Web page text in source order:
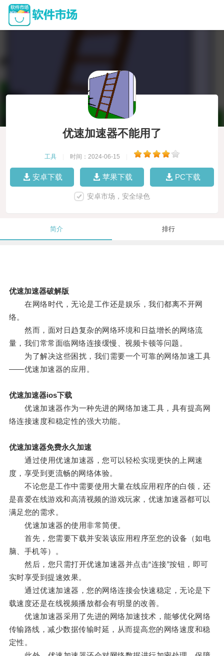
优速加速器不能用了
工具 时间：2024-06-15
安卓下载 苹果下载 PC下载
安卓市场，安全绿色
简介 排行
优速加速器破解版
在网络时代，无论是工作还是娱乐，我们都离不开网
络。
然而，面对日趋复杂的网络环境和日益增长的网络流
量，我们常常面临网络连接缓慢、视频卡顿等问题。
为了解决这些困扰，我们需要一个可靠的网络加速工具
——优速加速器的应用。
优速加速器ios下载
优速加速器作为一种先进的网络加速工具，具有提高网
络连接速度和稳定性的强大功能。
优速加速器免费永久加速
通过使用优速加速器，您可以轻松实现更快的上网速
度，享受到更流畅的网络体验。
不论您是工作中需要使用大量在线应用程序的白领，还
是喜爱在线游戏和高清视频的游戏玩家，优速加速器都可以
满足您的需求。
优速加速器的使用非常简便。
首先，您需要下载并安装该应用程序至您的设备（如电
脑、手机等）。
然后，您只需打开优速加速器并点击“连接”按钮，即可
实时享受到提速效果。
通过优速加速器，您的网络连接会快速稳定，无论是下
载速度还是在线视频播放都会有明显的改善。
优速加速器采用了先进的网络加速技术，能够优化网络
传输路线，减少数据传输时延，从而提高您的网络速度和稳
定性。